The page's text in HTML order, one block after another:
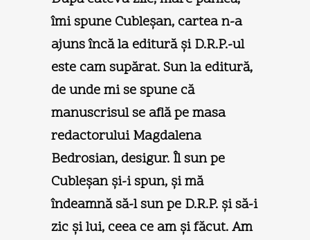
îmi spune Cubleşan, cartea n-a
ajuns încă la editură şi D.R.P.-ul
este cam supărat. Sun la editură,
de unde mi se spune că
manuscrisul se află pe masa
redactorului Magdalena
Bedrosian, desigur. Îl sun pe
Cubleşan şi-i spun, şi mă
îndeamnă să-l sun pe D.R.P. şi să-i
zic şi lui, ceea ce am şi făcut. Am